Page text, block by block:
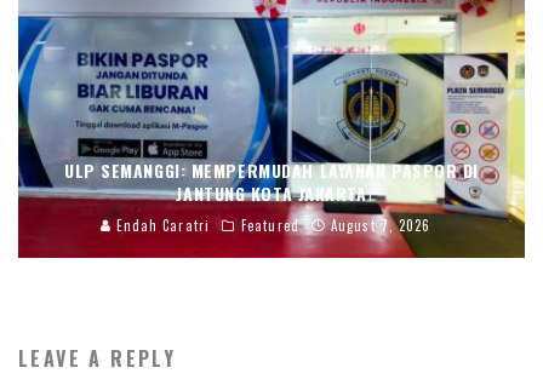
ULP SEMANGGI: MEMPERMUDAH LAYANAN PASPOR DI
JANTUNG KOTA JAKARTA
Endah Caratri Featured August 7, 2026
LEAVE A REPLY